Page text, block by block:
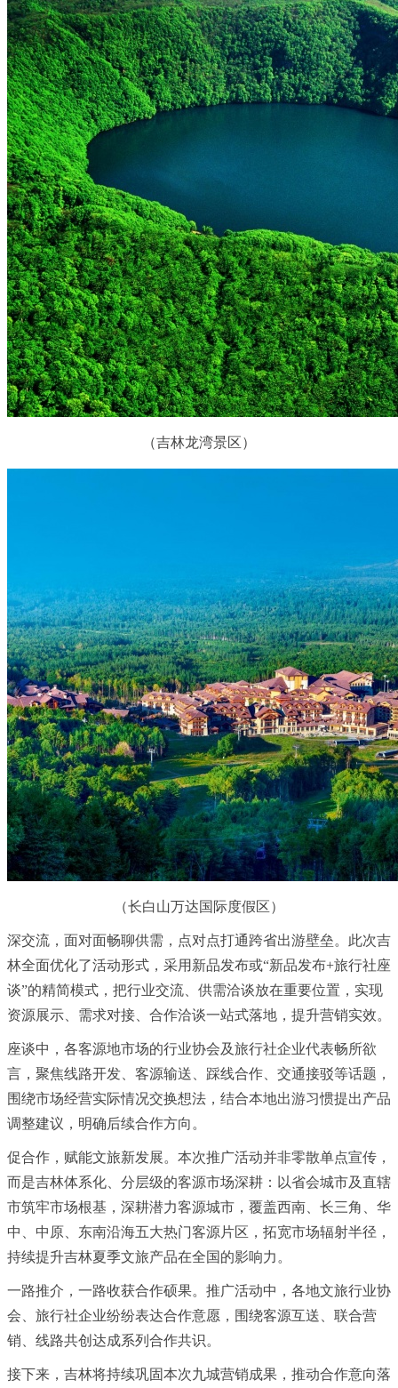
（吉林龙湾景区）
（长白山万达国际度假区）
深交流，面对面畅聊供需，点对点打通跨省出游壁垒。此次吉
林全面优化了活动形式，采用新品发布或“新品发布+旅行社座
谈”的精简模式，把行业交流、供需洽谈放在重要位置，实现
资源展示、需求对接、合作洽谈一站式落地，提升营销实效。
座谈中，各客源地市场的行业协会及旅行社企业代表畅所欲
言，聚焦线路开发、客源输送、踩线合作、交通接驳等话题，
围绕市场经营实际情况交换想法，结合本地出游习惯提出产品
调整建议，明确后续合作方向。
促合作，赋能文旅新发展。本次推广活动并非零散单点宣传，
而是吉林体系化、分层级的客源市场深耕：以省会城市及直辖
市筑牢市场根基，深耕潜力客源城市，覆盖西南、长三角、华
中、中原、东南沿海五大热门客源片区，拓宽市场辐射半径，
持续提升吉林夏季文旅产品在全国的影响力。
一路推介，一路收获合作硕果。推广活动中，各地文旅行业协
会、旅行社企业纷纷表达合作意愿，围绕客源互送、联合营
销、线路共创达成系列合作共识。
接下来，吉林将持续巩固本次九城营销成果，推动合作意向落